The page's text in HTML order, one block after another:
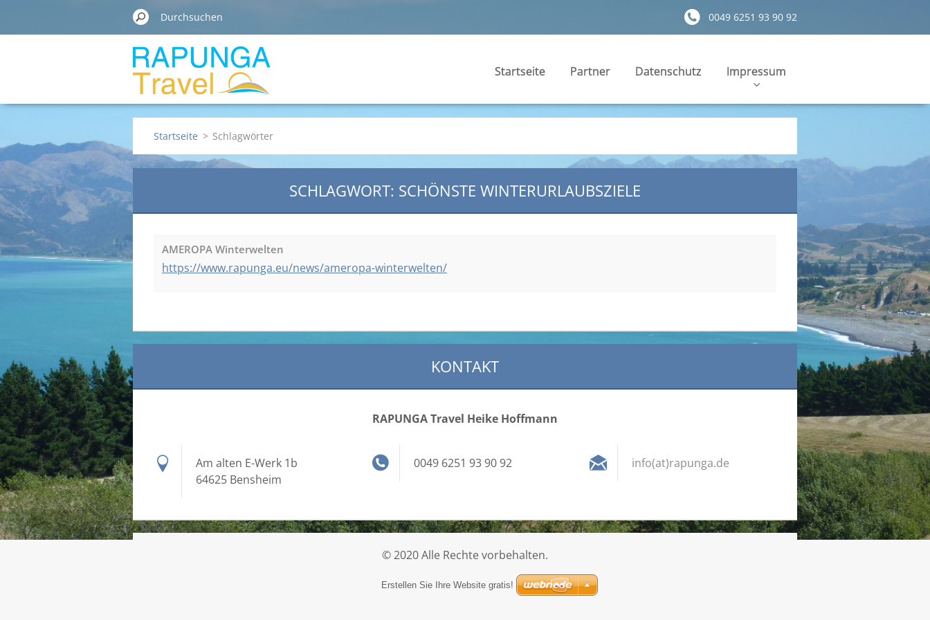
0049 6251 93 90 92
Startseite Partner Datenschutz Impressum
Startseite > Schlagwörter
SCHLAGWORT: SCHÖNSTE WINTERURLAUBSZIELE
AMEROPA Winterwelten
https://www.rapunga.eu/news/ameropa-winterwelten/
KONTAKT
RAPUNGA Travel Heike Hoffmann
Am alten E-Werk 1b
64625 Bensheim
0049 6251 93 90 92 info(at)rapunga.de
© 2020 Alle Rechte vorbehalten.
Erstellen Sie Ihre Website gratis!